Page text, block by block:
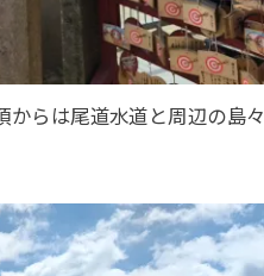
からは尾道水道と周辺の島々